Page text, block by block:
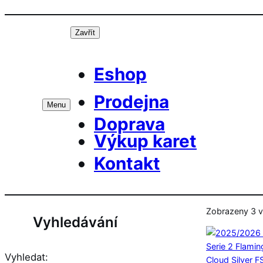
Přeskočit
Menu
Zavřít
Eshop
Prodejna
Doprava
Výkup karet
Kontakt
Vyhledávání
Vyhledat:
Zobrazeny 3